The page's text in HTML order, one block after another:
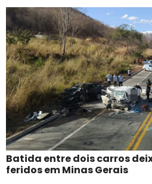
Batida entre dois carros
feridos em Minas Gerais